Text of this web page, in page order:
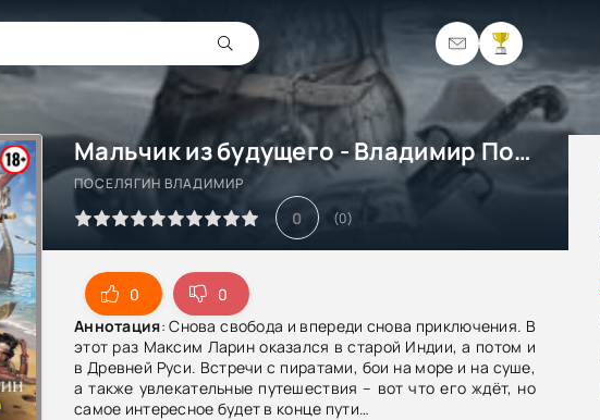
Мальчик из будущего - Владимир Поселягин
ПОСЕЛЯГИН ВЛАДИМИР
0 (0)
0
0
Аннотация: Снова свобода и впереди снова приключения. В
этот раз Максим Ларин оказался в старой Индии, а потом и
в Древней Руси. Встречи с пиратами, бои на море и на суше,
а также увлекательные путешествия – вот что его ждёт, но
самое интересное будет в конце пути…